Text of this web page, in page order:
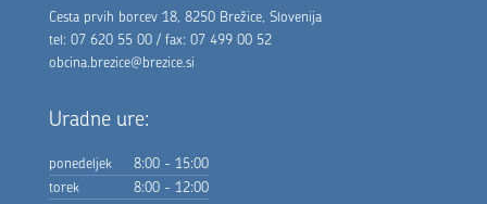
Cesta prvih borcev 18, 8250 Brežice, Slovenija
tel: 07 620 55 00 / fax: 07 499 00 52
obcina.brezice@brezice.si
Uradne ure:
ponedeljek
8:00 - 15:00
torek
8:00 - 12:00